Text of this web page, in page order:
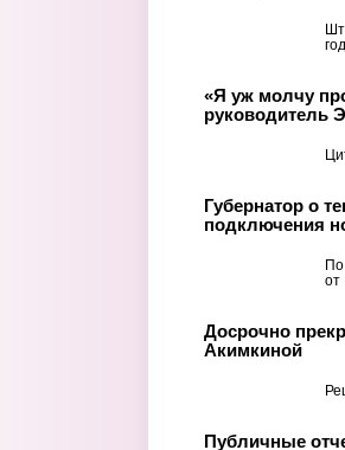
«Я уж молчу
руководитель
Губернатор о
подключения
от
Досрочно
Акимкиной
Публичные